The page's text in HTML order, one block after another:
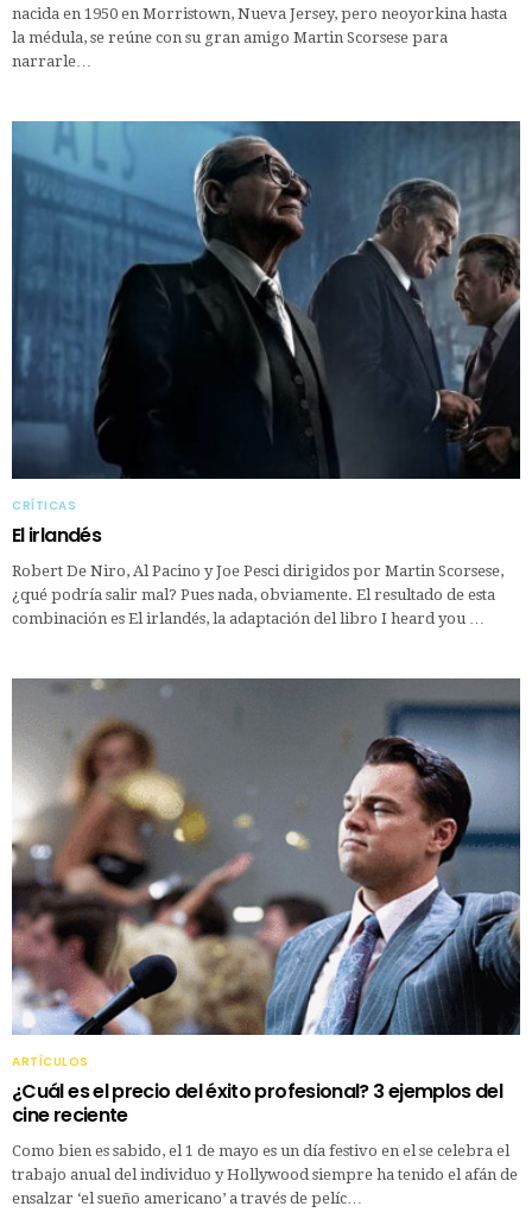
nacida en 1950 en Morristown, Nueva Jersey, pero neoyorkina hasta
la médula, se reúne con su gran amigo Martin Scorsese para
narrarle…
CRÍTICAS
El irlandés
Robert De Niro, Al Pacino y Joe Pesci dirigidos por Martin Scorsese,
¿qué podría salir mal? Pues nada, obviamente. El resultado de esta
combinación es El irlandés, la adaptación del libro I heard you …
ARTÍCULOS
¿Cuál es el precio del éxito profesional? 3 ejemplos del
cine reciente
Como bien es sabido, el 1 de mayo es un día festivo en el se celebra el
trabajo anual del individuo y Hollywood siempre ha tenido el afán de
ensalzar ‘el sueño americano’ a través de pelíc…